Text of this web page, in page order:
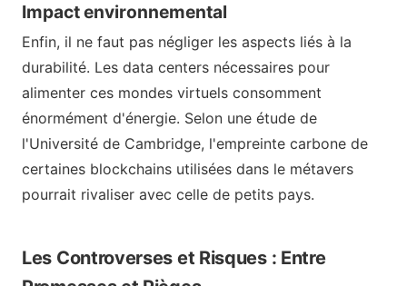
Impact environnemental
Enfin, il ne faut pas négliger les aspects liés à la
durabilité. Les data centers nécessaires pour
alimenter ces mondes virtuels consomment
énormément d'énergie. Selon une étude de
l'Université de Cambridge, l'empreinte carbone de
certaines blockchains utilisées dans le métavers
pourrait rivaliser avec celle de petits pays.
Les Controverses et Risques : Entre